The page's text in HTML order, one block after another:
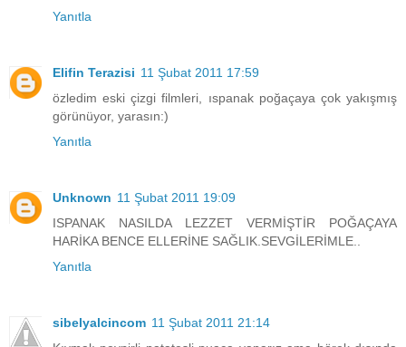
Yanıtla
Elifin Terazisi 11 Şubat 2011 17:59
özledim eski çizgi filmleri, ıspanak poğaçaya çok yakışmış
görünüyor, yarasın:)
Yanıtla
Unknown 11 Şubat 2011 19:09
ISPANAK NASILDA LEZZET VERMİŞTİR POĞAÇAYA
HARİKA BENCE ELLERİNE SAĞLIK.SEVGİLERİMLE..
Yanıtla
sibelyalcincom 11 Şubat 2011 21:14